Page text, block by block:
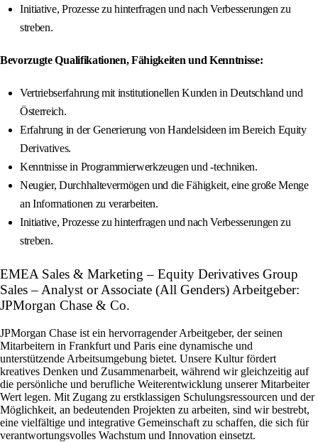
Initiative, Prozesse zu hinterfragen und nach Verbesserungen zu
streben.
Bevorzugte Qualifikationen, Fähigkeiten und Kenntnisse:
Vertriebserfahrung mit institutionellen Kunden in Deutschland und
Österreich.
Erfahrung in der Generierung von Handelsideen im Bereich Equity
Derivatives.
Kenntnisse in Programmierwerkzeugen und -techniken.
Neugier, Durchhaltevermögen und die Fähigkeit, eine große Menge
an Informationen zu verarbeiten.
Initiative, Prozesse zu hinterfragen und nach Verbesserungen zu
streben.
EMEA Sales & Marketing – Equity Derivatives Group
Sales – Analyst or Associate (All Genders) Arbeitgeber:
JPMorgan Chase & Co.
JPMorgan Chase ist ein hervorragender Arbeitgeber, der seinen
Mitarbeitern in Frankfurt und Paris eine dynamische und
unterstützende Arbeitsumgebung bietet. Unsere Kultur fördert
kreatives Denken und Zusammenarbeit, während wir gleichzeitig auf
die persönliche und berufliche Weiterentwicklung unserer Mitarbeiter
Wert legen. Mit Zugang zu erstklassigen Schulungsressourcen und der
Möglichkeit, an bedeutenden Projekten zu arbeiten, sind wir bestrebt,
eine vielfältige und integrative Gemeinschaft zu schaffen, die sich für
verantwortungsvolles Wachstum und Innovation einsetzt.